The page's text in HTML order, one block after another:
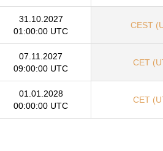
31.10.2027
01:00:00 UTC
CEST
07.11.2027
09:00:00 UTC
CET
01.01.2028
00:00:00 UTC
CET